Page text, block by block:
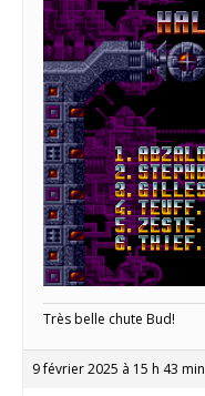
Très belle chute Bud!
9 février 2025 à 15 h 43 min